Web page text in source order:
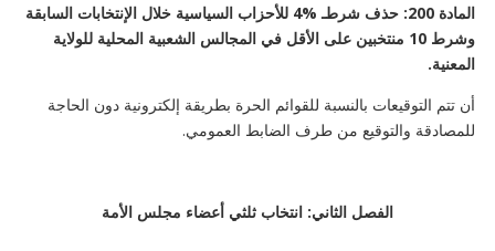
المادة 200:
حذف شرطـ %4 للأحزاب السياسية خلال الإنتخابات السابقة
وشرط 10 منتخبين على الأقل في المجالس الشعبية المحلية للولاية
المعنية.
أن تتم التوقيعات بالنسبة للقوائم الحرة بطريقة إلكترونية دون الحاجة
للمصادقة والتوقيع من طرف الضابط العمومي.
الفصل الثاني: انتخاب ثلثي أعضاء مجلس الأمة